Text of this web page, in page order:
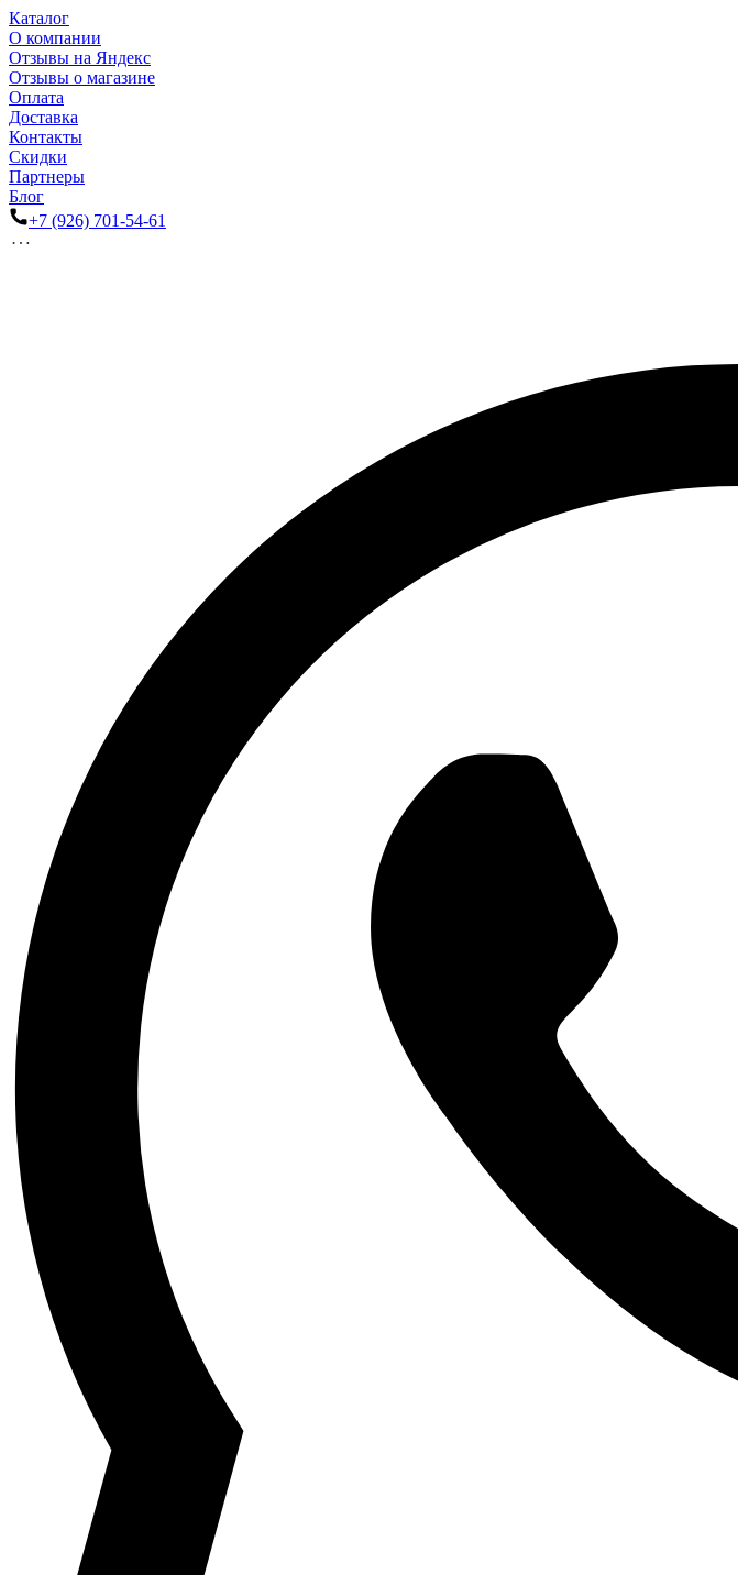
Каталог
О компании
Отзывы на Яндекс
Отзывы о магазине
Оплата
Доставка
Контакты
Скидки
Партнеры
Блог
+7 (926) 701-54-61